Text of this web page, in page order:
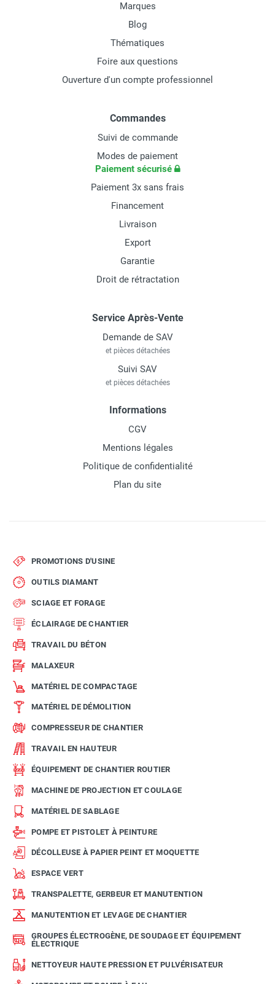
Marques
Blog
Thématiques
Foire aux questions
Ouverture d'un compte professionnel
Commandes
Suivi de commande
Modes de paiement
Paiement sécurisé
Paiement 3x sans frais
Financement
Livraison
Export
Garantie
Droit de rétractation
Service Après-Vente
Demande de SAV
et pièces détachées
Suivi SAV
et pièces détachées
Informations
CGV
Mentions légales
Politique de confidentialité
Plan du site
PROMOTIONS D'USINE
OUTILS DIAMANT
SCIAGE ET FORAGE
ÉCLAIRAGE DE CHANTIER
TRAVAIL DU BÉTON
MALAXEUR
MATÉRIEL DE COMPACTAGE
MATÉRIEL DE DÉMOLITION
COMPRESSEUR DE CHANTIER
TRAVAIL EN HAUTEUR
ÉQUIPEMENT DE CHANTIER ROUTIER
MACHINE DE PROJECTION ET COULAGE
MATÉRIEL DE SABLAGE
POMPE ET PISTOLET À PEINTURE
DÉCOLLEUSE À PAPIER PEINT ET MOQUETTE
ESPACE VERT
TRANSPALETTE, GERBEUR ET MANUTENTION
MANUTENTION ET LEVAGE DE CHANTIER
GROUPES ÉLECTROGÈNE, DE SOUDAGE ET ÉQUIPEMENT
ÉLECTRIQUE
NETTOYEUR HAUTE PRESSION ET PULVÉRISATEUR